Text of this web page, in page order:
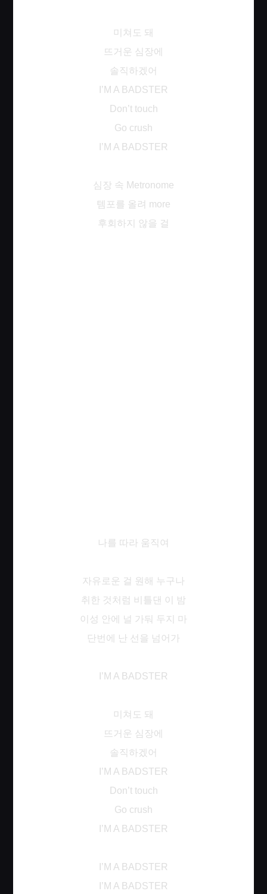
미쳐도
돼
뜨거운 심장에
솔직하겠어
I’M A BADSTER
Don’t touch
Go crush
I’M A BADSTER
심장 속 Metronome
템포를 올려 more
후회하지
않을 걸
나를 따라 움직여
자유로운 걸 원해 누구나
취한 것처럼 비틀댄 이
밤
이성 안에 널 가둬 두지
마
단번에
난 선을 넘어가
I’M A BADSTER
미쳐도
돼
뜨거운 심장에
솔직하겠어
I’M A BADSTER
Don’t touch
Go crush
I’M A BADSTER
I’M A BADSTER
I’M A BADSTER